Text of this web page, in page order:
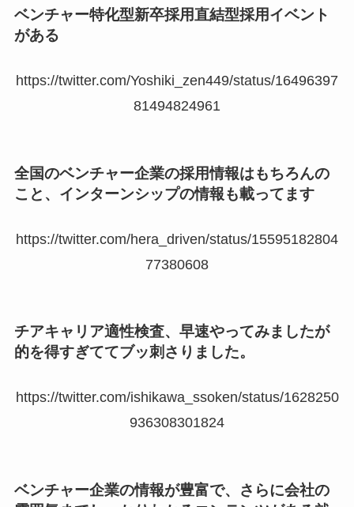
ベンチャー特化型新卒採用直結型採用イベント
がある
https://twitter.com/Yoshiki_zen449/status/16496397
81494824961
全国のベンチャー企業の採用情報はもちろんの
こと、インターンシップの情報も載ってます
https://twitter.com/hera_driven/status/15595182804
77380608
チアキャリア適性検査、早速やってみましたが
的を得すぎててブッ刺さりました。
https://twitter.com/ishikawa_ssoken/status/1628250
936308301824
ベンチャー企業の情報が豊富で、さらに会社の